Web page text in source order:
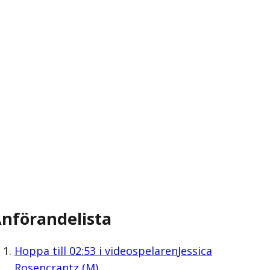
Hoppa till 02:53 i videospelarenJessica